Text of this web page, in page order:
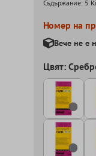
Съдържание: 5
Номер на
Вече не е
Цвят: